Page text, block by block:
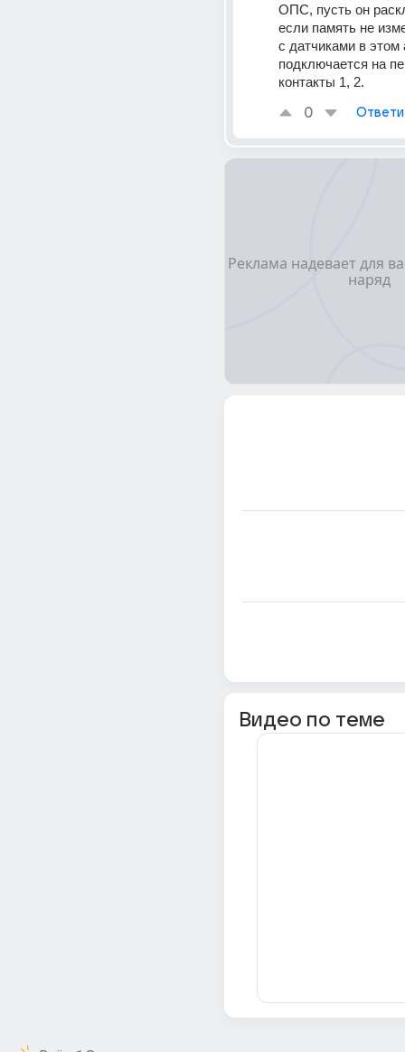
ОПС, пусть он
если память не
с датчиками в этом
подключается на
контакты 1, 2.
0
Видео по теме